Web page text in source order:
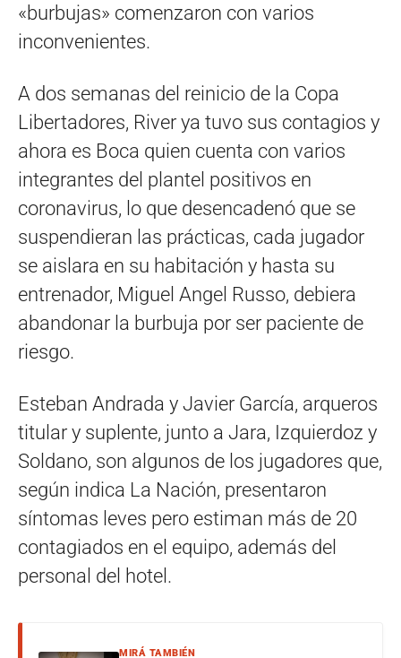
«burbujas» comenzaron con varios
inconvenientes.
A dos semanas del reinicio de la Copa
Libertadores, River ya tuvo sus contagios y
ahora es Boca quien cuenta con varios
integrantes del plantel positivos en
coronavirus, lo que desencadenó que se
suspendieran las prácticas, cada jugador
se aislara en su habitación y hasta su
entrenador, Miguel Angel Russo, debiera
abandonar la burbuja por ser paciente de
riesgo.
Esteban Andrada y Javier García, arqueros
titular y suplente, junto a Jara, Izquierdoz y
Soldano, son algunos de los jugadores que,
según indica La Nación, presentaron
síntomas leves pero estiman más de 20
contagiados en el equipo, además del
personal del hotel.
MIRÁ TAMBIÉN